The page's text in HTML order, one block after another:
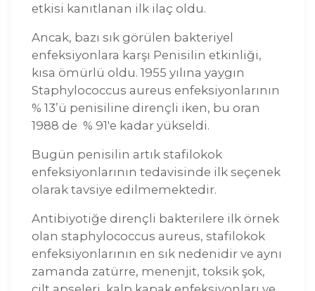
etkisi kanıtlanan ilk ilaç oldu.
Ancak, bazı sık görülen bakteriyel
enfeksiyonlara karşı Penisilin etkinliği,
kısa ömürlü oldu. 1955 yılına yaygın
Staphylococcus aureus enfeksiyonlarının
% 13’ü penisiline dirençli iken, bu oran
1988 de % 91'e kadar yükseldi.
Bugün penisilin artık stafilokok
enfeksiyonlarının tedavisinde ilk seçenek
olarak tavsiye edilmemektedir.
Antibiyotiğe dirençli bakterilere ilk örnek
olan staphylococcus aureus, stafilokok
enfeksiyonlarının en sık nedenidir ve aynı
zamanda zatürre, menenjit, toksik şok,